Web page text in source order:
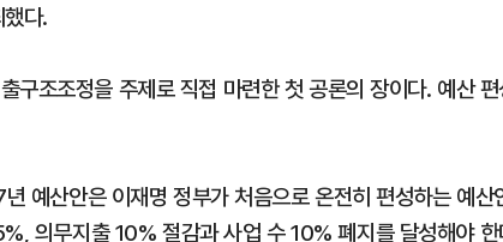
다.
구조조정을 주제로 직접 마련한 첫 공론의 장이다. 예산
예산안은 이재명 정부가 처음으로 온전히 편성하는 예산
의무지출 10% 절감과 사업 수 10% 폐지를 달성해야